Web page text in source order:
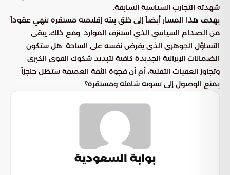
شهدته التجارب السياسية السابقة.
يهدف هذا المسار أيضاً إلى خلق بيئة إقليمية مستقرة تنهي عقوداً
من الصدام السياسي الذي استنزف الموارد. ومع ذلك، يبقى
التساؤل الجوهري الذي يفرض نفسه على الساحة: هل ستكون
الضمانات الإيرانية الجديدة كافية لتبديد شكوك القوى الكبرى
وتجاوز العقبات التقنية، أم أن فجوة الثقة العميقة ستظل حاجزاً
يمنع الوصول إلى تسوية شاملة ومستقرة؟
بوابة السعودية